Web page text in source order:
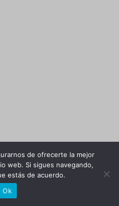
de ofrecerte la mejor
web. Si sigues navegando,
estás de acuerdo.
Ok